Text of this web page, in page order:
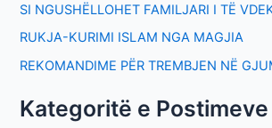
SI NGUSHËLLOHET FAMILJARI I TË
RUKJA-KURIMI ISLAM NGA MAGJIA
REKOMANDIME PËR TREMBJEN NË
Kategoritë e Postimeve